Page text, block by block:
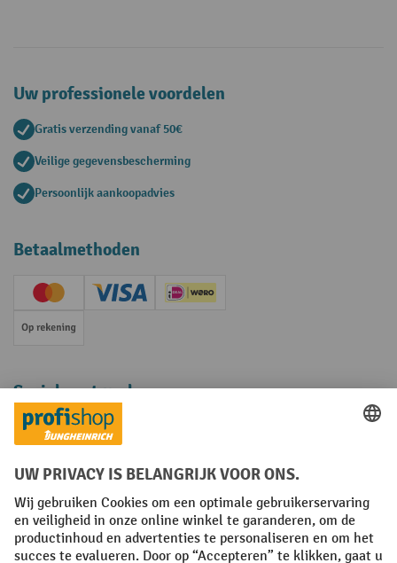
Uw professionele voordelen
Gratis verzending vanaf 50€
Veilige gegevensbescherming
Persoonlijk aankoopadvies
Betaalmethoden
Creditcard (Master)Creditcard (Visa)iDEAL | Wero
Op rekening
Sociale netwerken
Facebook
YouTube
LinkedInInstagram
Algemene leveringsvoorwaarden Copyright
Privacyverklaring Privacy Instellingen